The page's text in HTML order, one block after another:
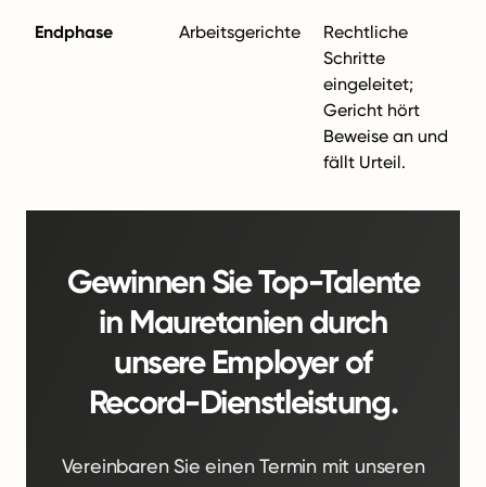
Endphase Arbeitsgerichte
Rechtliche
Schritte
eingeleitet;
Gericht hört
Beweise an und
fällt Urteil.
Gewinnen Sie Top-Talente
in Mauretanien durch
unsere Employer of
Record-Dienstleistung.
Vereinbaren Sie einen Termin mit unseren